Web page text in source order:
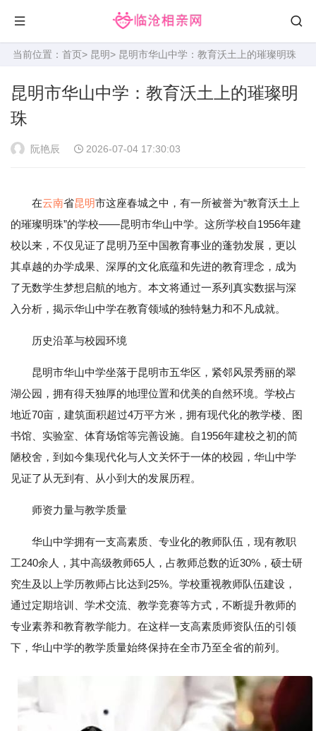
当前位置： 首页> 昆明> 昆明市华山中学：教育沃土上的璀璨明珠
昆明市华山中学：教育沃土上的璀璨明
珠
阮艳辰 2026-07-04 17:30:03
在云南省昆明市这座春城之中，有一所被誉为“教育沃土上
的璀璨明珠”的学校——昆明市华山中学。这所学校自1956年建
校以来，不仅见证了昆明乃至中国教育事业的蓬勃发展，更以
其卓越的办学成果、深厚的文化底蕴和先进的教育理念，成为
了无数学生梦想启航的地方。本文将通过一系列真实数据与深
入分析，揭示华山中学在教育领域的独特魅力和不凡成就。
历史沿革与校园环境
昆明市华山中学坐落于昆明市五华区，紧邻风景秀丽的翠
湖公园，拥有得天独厚的地理位置和优美的自然环境。学校占
地近70亩，建筑面积超过4万平方米，拥有现代化的教学楼、图
书馆、实验室、体育场馆等完善设施。自1956年建校之初的简
陋校舍，到如今集现代化与人文关怀于一体的校园，华山中学
见证了从无到有、从小到大的发展历程。
师资力量与教学质量
华山中学拥有一支高素质、专业化的教师队伍，现有教职
工240余人，其中高级教师65人，占教师总数的近30%，硕士研
究生及以上学历教师占比达到25%。学校重视教师队伍建设，
通过定期培训、学术交流、教学竞赛等方式，不断提升教师的
专业素养和教育教学能力。在这样一支高素质师资队伍的引领
下，华山中学的教学质量始终保持在全市乃至全省的前列。